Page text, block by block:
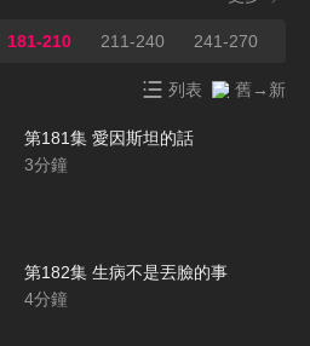
181-210 211-240 241-270
列表 舊→新
第181集 愛因斯坦的話
3分鐘
第182集 生病不是丟臉的事
4分鐘